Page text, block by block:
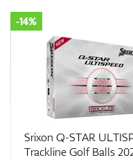
Srixon Q-STAR
Trackline Golf Balls
-14%